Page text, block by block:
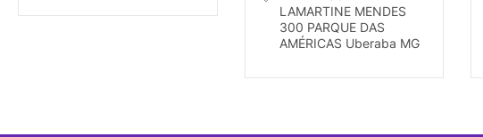
LAMARTINE MENDES
300 PARQUE DAS
AMÉRICAS Uberaba MG